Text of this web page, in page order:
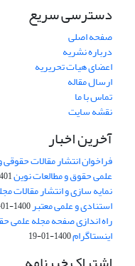
دسترسی سریع
صفحه اصلی
درباره نشریه
اعضای هیات تحریریه
ارسال مقاله
تماس با ما
نقشه سایت
آخرین اخبار
فراخوان انتشار مقالات
علمی حقوق و مطالعات نوین01-01
نمایه سازی و انتشار مقالات
استنادی و علمی معتبر1400-01-20
راه اندازی صفحه مجله علمی
اینستاگرام1400-01-19